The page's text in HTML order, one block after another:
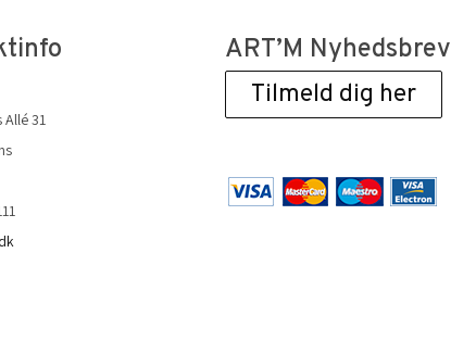
Allé 31
ART’M Nyhedsbrev
Tilmeld dig her